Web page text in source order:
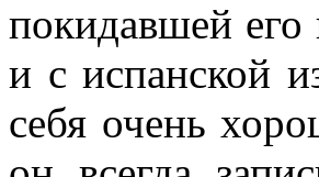
покидавшей его
и с испанской
себя очень